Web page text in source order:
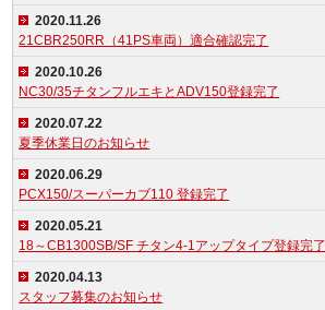
2020.11.26
21CBR250RR（41PS車両）適合確認完了
2020.10.26
NC30/35チタンフルエキとADV150登録完了
2020.07.22
夏季休業日のお知らせ
2020.06.29
PCX150/スーパーカブ110 登録完了
2020.05.21
18～CB1300SB/SF チタン4-1アップタイプ登録完了
2020.04.13
スタッフ募集のお知らせ